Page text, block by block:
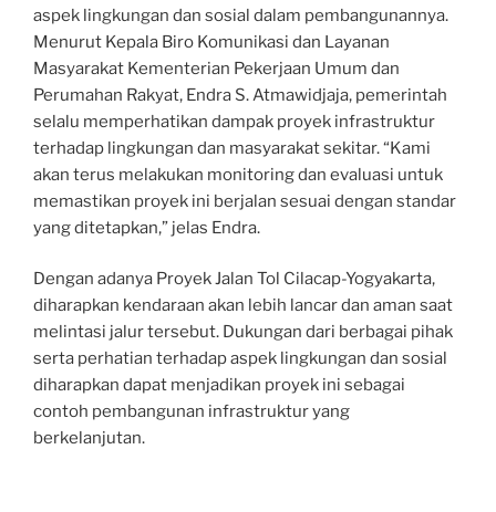
aspek lingkungan dan sosial dalam pembangunannya.
Menurut Kepala Biro Komunikasi dan Layanan
Masyarakat Kementerian Pekerjaan Umum dan
Perumahan Rakyat, Endra S. Atmawidjaja, pemerintah
selalu memperhatikan dampak proyek infrastruktur
terhadap lingkungan dan masyarakat sekitar. “Kami
akan terus melakukan monitoring dan evaluasi untuk
memastikan proyek ini berjalan sesuai dengan standar
yang ditetapkan,” jelas Endra.
Dengan adanya Proyek Jalan Tol Cilacap-Yogyakarta,
diharapkan kendaraan akan lebih lancar dan aman saat
melintasi jalur tersebut. Dukungan dari berbagai pihak
serta perhatian terhadap aspek lingkungan dan sosial
diharapkan dapat menjadikan proyek ini sebagai
contoh pembangunan infrastruktur yang
berkelanjutan.